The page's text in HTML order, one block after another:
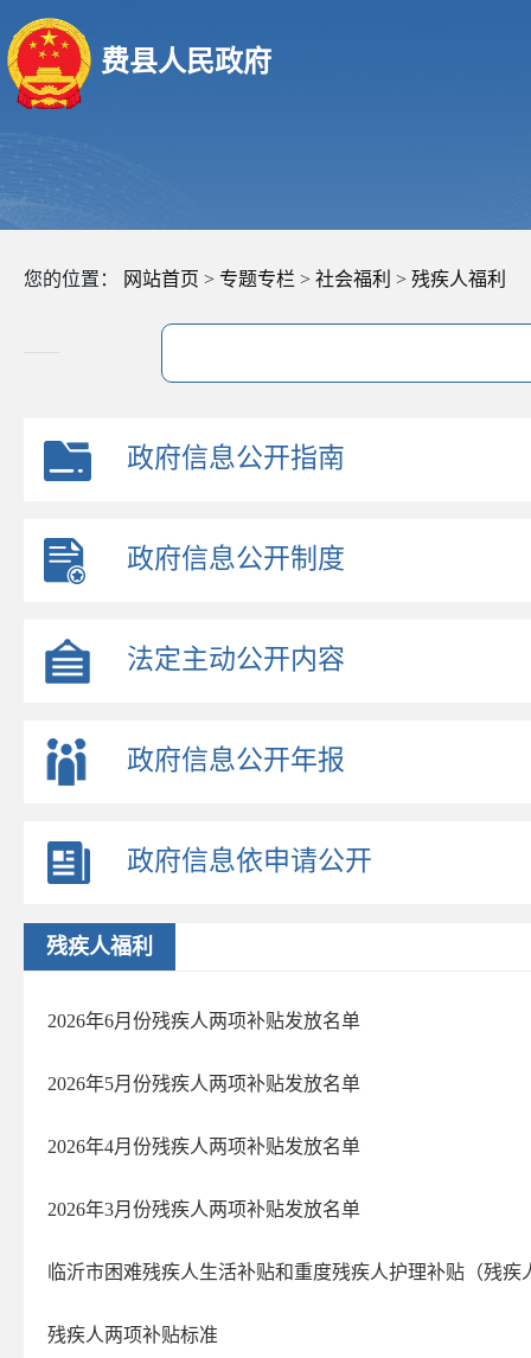
费县人民政府
您的位置： 网站首页 > 专题专栏 > 社会福利 > 残疾人福利
政府信息公开指南
政府信息公开制度
法定主动公开内容
政府信息公开年报
政府信息依申请公开
残疾人福利
2026年6月份残疾人两项补贴发放名单
2026年5月份残疾人两项补贴发放名单
2026年4月份残疾人两项补贴发放名单
2026年3月份残疾人两项补贴发放名单
临沂市困难残疾人生活补贴和重度残疾人护理补贴（残疾
残疾人两项补贴标准